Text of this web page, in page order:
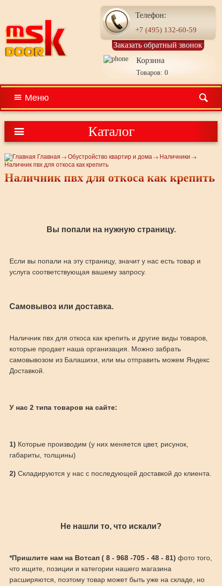
Телефон:
+7 (495) 132-60-59
Заказать обратный звонок
Корзина
Товаров: 0
Меню
Каталог
Главная Обустройство квартир и дома
Наличники
Наличник пвх для откоса как крепить
Наличник пвх для откоса как крепить
Вы попали на нужную страницу.
Если вы попали на эту страницу, значит у нас есть товар и
услуга соответствующая вашему запросу.
Самовывоз или доставка.
Наличник пвх для откоса как крепить и другие виды товаров,
которые продает наша организация. Можно забрать
самовывозом из Балашихи, или мы отправить можем Яндекс
Доставкой.
У нас 2 типа товаров на сайте:
1) Которые производим (у них меняется цвет, рисунок,
габариты, толщины)
2) Складируются у нас с последующей доставкой до клиента.
Не нашли то, что искали?
*Пришлите нам на Вотсап ( 8 - 968 -705 - 48 - 81) фото того,
что ищите, позиции и категории нашего магазина
расширяются, поэтому товар может быть уже на складе, но